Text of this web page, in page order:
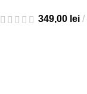
349,00 lei